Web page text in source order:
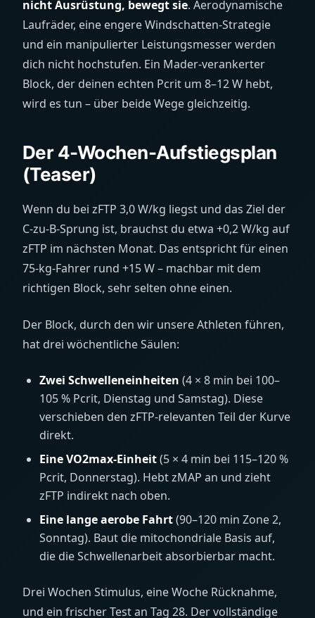
nicht Ausrüstung, bewegt sie. Aerodynamische
Laufräder, eine engere Windschatten-Strategie
und ein manipulierter Leistungsmesser werden
dich nicht hochstufen. Ein Mader-verankerter
Block, der deinen echten Pcrit um 8–12 W hebt,
wird es tun – über beide Wege gleichzeitig.
Der 4-Wochen-Aufstiegsplan
(Teaser)
Wenn du bei zFTP 3,0 W/kg liegst und das Ziel der
C-zu-B-Sprung ist, brauchst du etwa +0,2 W/kg auf
zFTP im nächsten Monat. Das entspricht für einen
75-kg-Fahrer rund +15 W – machbar mit dem
richtigen Block, sehr selten ohne einen.
Der Block, durch den wir unsere Athleten führen,
hat drei wöchentliche Säulen:
Zwei Schwelleneinheiten (4 × 8 min bei 100–
105 % Pcrit, Dienstag und Samstag). Diese
verschieben den zFTP-relevanten Teil der Kurve
direkt.
Eine VO2max-Einheit(5 × 4 min bei 115–120 %
Pcrit, Donnerstag). Hebt zMAP an und zieht
zFTP indirekt nach oben.
Eine lange aerobe Fahrt(90–120 min Zone 2,
Sonntag). Baut die mitochondriale Basis auf,
die die Schwellenarbeit absorbierbar macht.
Drei Wochen Stimulus, eine Woche Rücknahme,
und ein frischer Test an Tag 28. Der vollständige